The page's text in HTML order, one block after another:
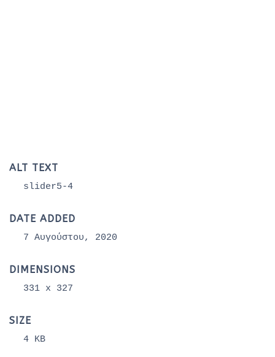
ALT TEXT
slider5-4
DATE ADDED
7 Αυγούστου, 2020
DIMENSIONS
331 x 327
SIZE
4 KB